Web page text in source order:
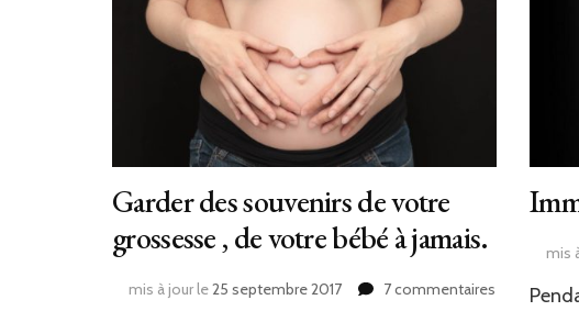
Garder des souvenirs de votre
grossesse , de votre bébé à jamais.
mis à jour le25 septembre 2017 7 commentaires
mis